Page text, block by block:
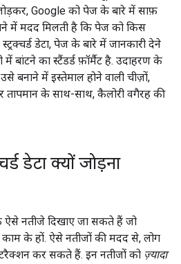
Google को पेज के बारे में साफ़
में मदद मिलती है कि पेज को किस
डेटा, पेज के बारे में जानकारी देने
बांटने का स्टैंडर्ड फ़ॉर्मैट है. उदाहरण के
बनाने में इस्तेमाल होने वाली चीज़ों,
के साथ-साथ, कैलोरी वगैरह की
डेटा क्यों जोड़ना
ऐसे नतीजे दिखाए जा सकते हैं जो
के हों. ऐसे नतीजाें की मदद से, लोग
कर सकते हैं. इन नतीजों को ज़्यादा